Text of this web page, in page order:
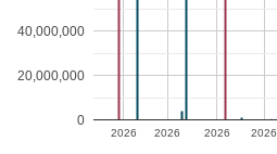
2026 2026 2026 2026
0
20,000,000
40,000,000